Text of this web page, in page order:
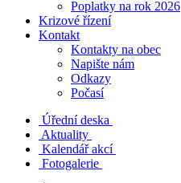
Poplatky na rok 2026
Krizové řízení
Kontakt
Kontakty na obec
Napište nám
Odkazy
Počasí
Úřední deska
Aktuality
Kalendář akcí
Fotogalerie